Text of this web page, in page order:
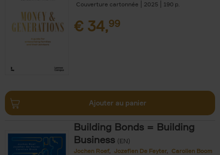
Couverture cartonnée
2025 190
€ 34,99
Ajouter au panier
Building Bonds = Building
Business (EN)
Jochen Roef Jozefien De Feyter
Carolien Boom